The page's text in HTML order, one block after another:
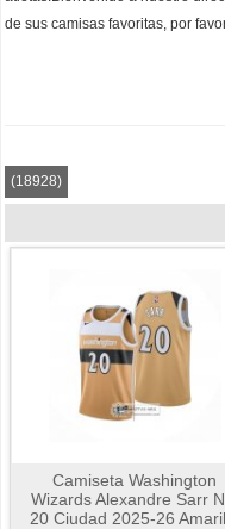
de sus camisas favoritas, por
(18928)
Camiseta Washington
Wizards Alexandre Sarr
20 Ciudad 2025-26